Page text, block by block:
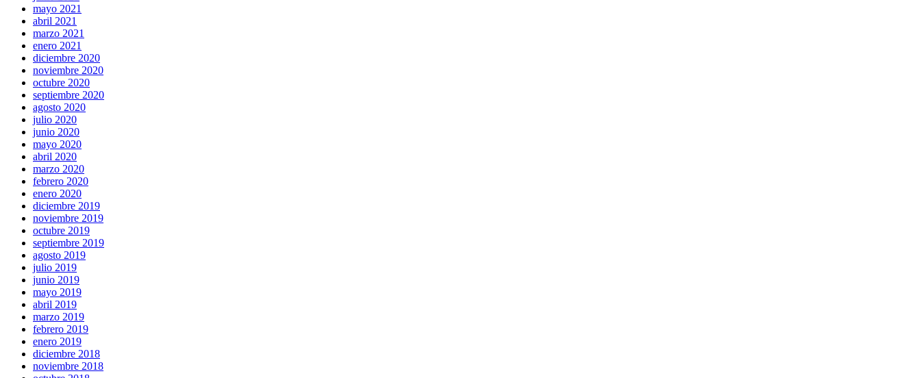
mayo 2021
abril 2021
marzo 2021
enero 2021
diciembre 2020
noviembre 2020
octubre 2020
septiembre 2020
agosto 2020
julio 2020
junio 2020
mayo 2020
abril 2020
marzo 2020
febrero 2020
enero 2020
diciembre 2019
noviembre 2019
octubre 2019
septiembre 2019
agosto 2019
julio 2019
junio 2019
mayo 2019
abril 2019
marzo 2019
febrero 2019
enero 2019
diciembre 2018
noviembre 2018